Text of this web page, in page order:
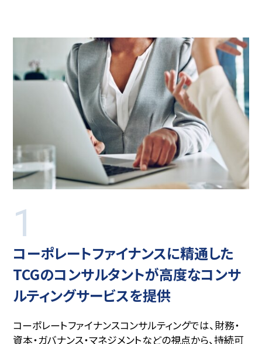
1
コーポレートファイナンスに精通した
TCGのコンサルタントが高度なコンサ
ルティングサービスを提供
コーポレートファイナンスコンサルティングでは、財務・
資本・ガバナンス・マネジメントなどの視点から、持続可